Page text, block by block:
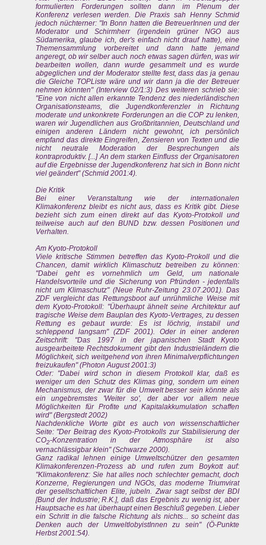
formulierten Forderungen sollten dann im Plenum der
Konferenz verlesen werden. Die Praxis sah Henny Schmid
jedoch nüchterner: "In Bonn hatten die BetreuerInnen und der
Moderator und Schirmherr (irgendein grüner NGO aus
Südamerika, glaube ich, der's einfach nicht drauf hatte), eine
Themensammlung vorbereitet und dann hatte jemand
angeregt, ob wir selber auch noch etwas sagen dürfen, was wir
bearbeiten wollen, dann wurde gesammelt und es wurde
abgeglichen und der Moderator stellte fest, dass das ja genau
die Gleiche TOPListe wäre und wir dann ja die der Betreuer
nehmen könnten" (Interview 02/1:3) Des weiteren schrieb sie:
"Eine von nicht allen erkannte Tendenz des niederländischen
Organisationsteams, die Jugendkonferenzler in Richtung
moderate und unkonkrete Forderungen an die COP zu lenken,
waren wir Jugendlichen aus Großbritannien, Deutschland und
einigen anderen Ländern nicht gewohnt, ich persönlich
empfand das direkte Eingreifen, Zensieren von Texten und die
nicht neutrale Moderation der Besprechungen als
kontraproduktiv. [...] An dem starken Einfluss der Organisatoren
auf die Ergebnisse der Jugendkonferenz hat sich in Bonn nicht
viel geändert" (Schmid 2001:4).
Die Kritik
Bei einer Veranstaltung wie der internationalen
Klimakonferenz bleibt es nicht aus, dass es Kritik gibt. Diese
bezieht sich zum einen direkt auf das Kyoto-Protokoll und
teilweise auch auf den BUND bzw. dessen Positionen und
Verhalten.
Am Kyoto-Protokoll
Viele kritische Stimmen betreffen das Kyoto-Prokoll und die
Chancen, damit wirklich Klimaschutz betreiben zu können:
"Dabei geht es vornehmlich um Geld, um nationale
Handelsvorteile und die Sicherung von Pfründen - jedenfalls
nicht um Klimaschutz" (Neue Ruhr-Zeitung 23.07.2001). Das
ZDF vergleicht das Rettungsboot auf unrühmliche Weise mit
dem Kyoto-Protokoll: "Überhaupt ähnelt seine Architektur auf
tragische Weise dem Bauplan des Kyoto-Vertrages, zu dessen
Rettung es gebaut wurde: Es ist löchrig, instabil und
schleppend langsam" (ZDF 2001). Oder in einer anderen
Zeitschrift: "Das 1997 in der japanischen Stadt Kyoto
ausgearbeitete Rechtsdokument gibt den Industrieländern die
Möglichkeit, sich weitgehend von ihren Minimalverpflichtungen
freizukaufen" (Photon August 2001:3)
Oder: "Dabei wird schon in diesem Protokoll klar, daß es
weniger um den Schutz des Klimas ging, sondern um einen
Mechanismus, der zwar für die Umwelt besser sein könnte als
ein ungebremstes 'Weiter so', der aber vor allem neue
Möglichkeiten für Profite und Kapitalakkumulation schaffen
wird" (Bergstedt 2002)
Nachdenkliche Worte gibt es auch von wissenschaftlicher
Seite: "Der Beitrag des Kyoto-Protokolls zur Stabilisierung der
CO2-Konzentration in der Atmosphäre ist also
vernachlässigbar klein" (Schwarze 2000).
Ganz radikal lehnen einige Umweltschützer den gesamten
Klimakonferenzen-Prozess ab und rufen zum Boykott auf:
"Klimakonferenz: Sie hat alles noch schlechter gemacht, doch
Konzerne, Regierungen und NGOs, das moderne Triumvirat
der gesellschaftlichen Elite, jubeln. Zwar sagt selbst der BDI
[Bund der Industrie; R.K.], daß das Ergebnis zu wenig ist, aber
Hauptsache es hat überhaupt einen Beschluß gegeben. Lieber
ein Schritt in die falsche Richtung als nichts... so scheint das
Denken auch der UmweltlobyistInnen zu sein" (Ö-Punkte
Herbst 2001:54).